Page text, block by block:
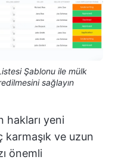
Şablonu ile mülk
sağlayın
hakları yeni
karmaşık ve uzun
önemli